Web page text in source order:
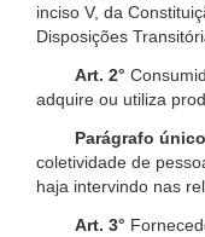
inciso V, da
Disposições
Art. 2°
adquire ou utiliza
Parágrafo
coletividade de
haja intervindo nas
Art. 3°